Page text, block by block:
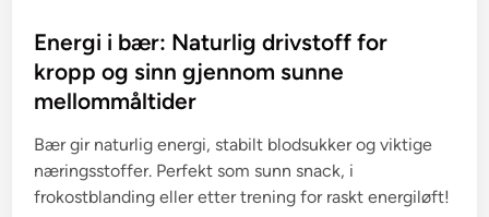
e
d
Energi i bær: Naturlig drivstoff for
kropp og sinn gjennom sunne
mellommåltider
Bær gir naturlig energi, stabilt blodsukker og viktige
næringsstoffer. Perfekt som sunn snack, i
frokostblanding eller etter trening for raskt energiløft!